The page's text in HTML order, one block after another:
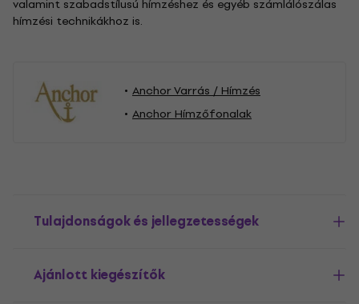
valamint szabadstílusú hímzéshez és egyéb számlálószálas
hímzési technikákhoz is.
Anchor Varrás / Hímzés
Anchor Hímzőfonalak
Tulajdonságok és jellegzetességek
Ajánlott kiegészítők